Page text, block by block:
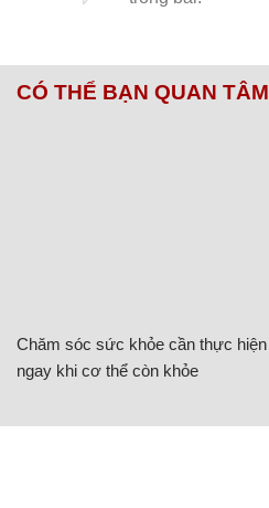
CÓ THỂ BẠN QUAN TÂM
Chăm sóc sức khỏe cần thực hiện
ngay khi cơ thể còn khỏe